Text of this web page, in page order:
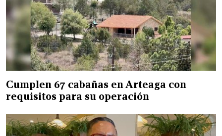
Cumplen 67 cabañas en Arteaga con
requisitos para su operación